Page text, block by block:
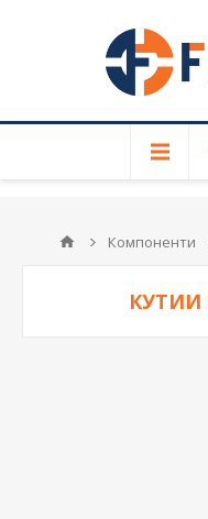
Компоненти